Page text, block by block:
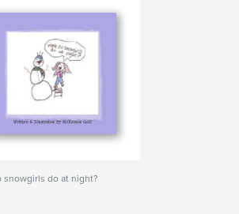
snowgirls do at night?